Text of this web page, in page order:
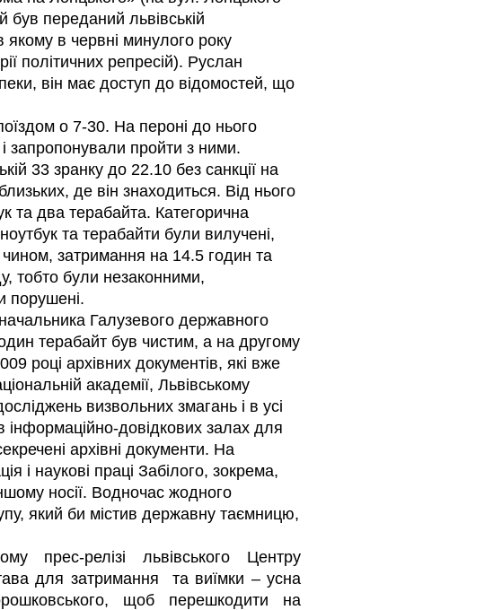
був переданий львівській
якому в червні минулого року
політичних репресій). Руслан
він має доступ до відомостей, що
о 7-30. На пероні до нього
запропонували пройти з ними.
33 зранку до 22.10 без санкції на
де він знаходиться. Від нього
та два терабайта. Категорична
та терабайти були вилучені,
чином, затримання на 14.5 годин та
тобто були незаконними,
порушені.
Галузевого державного
терабайт був чистим, а на другому
році архівних документів, які вже
академії, Львівському
визвольних змагань і в усі
інформаційно-довідкових залах для
архівні документи. На
і наукові праці Забілого, зокрема,
носії. Водночас жодного
який би містив державну таємницю,
прес-релізі львівського Центру
для затримання та виїмки – усна
щоб перешкодити на